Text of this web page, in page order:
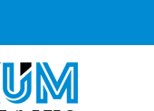
kargoya ek